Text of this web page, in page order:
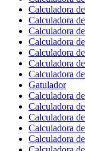
Calculadora
Calculadora
Calculadora
Calculadora
Calculadora
Calculadora
Calculadora
Gatulador
Calculadora
Calculadora
Calculadora
Calculadora
Calculadora